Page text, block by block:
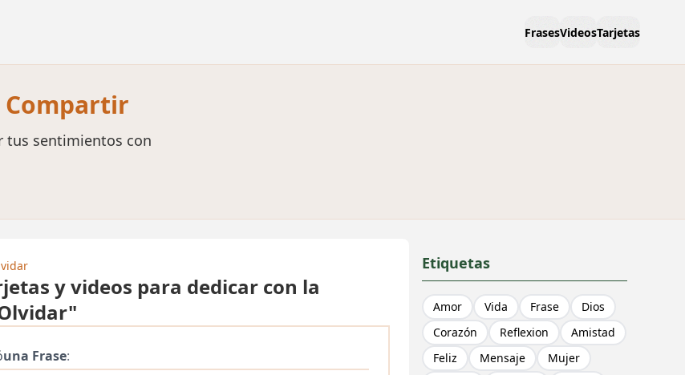
FrasesVideosTarjetas
Compartir
tus sentimientos con
y videos para dedicar con la
una Frase:
Etiquetas
Amor Vida Frase
Dios
Corazón
Reflexion
Amistad
Feliz
Mensaje
Mujer